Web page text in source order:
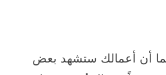
أن أعمالك ستشهد بعض